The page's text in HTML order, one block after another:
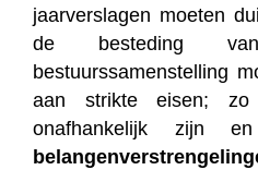
jaarverslagen moeten
de besteding
bestuurssamenstelling
aan strikte eisen; zo
onafhankelijk zijn